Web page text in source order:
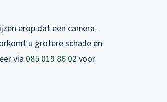
erop dat een camera-
u grotere schade en
via 085 019 86 02 voor